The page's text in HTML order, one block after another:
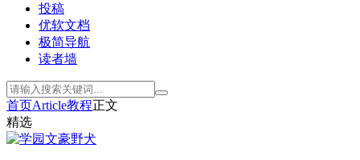
投稿
优软文档
极简导航
读者墙
首页Article教程正文
精选